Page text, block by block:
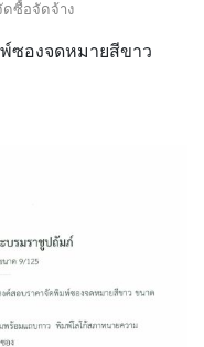
ดซื้อจัดจ้าง
ซองจดหมายสีขาว